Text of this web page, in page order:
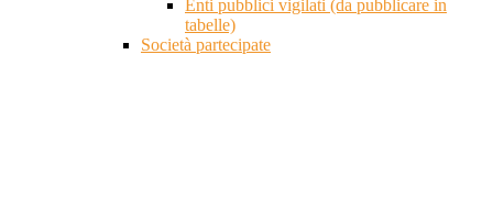
Enti pubblici vigilati (da pubblicare in
tabelle)
Società partecipate